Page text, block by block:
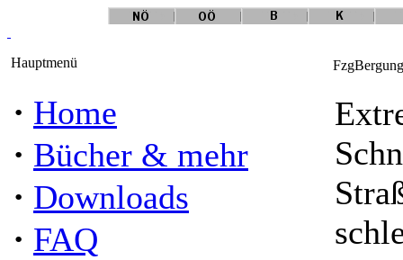
Hauptmenü
· Home
· Bücher & mehr
· Downloads
· FAQ